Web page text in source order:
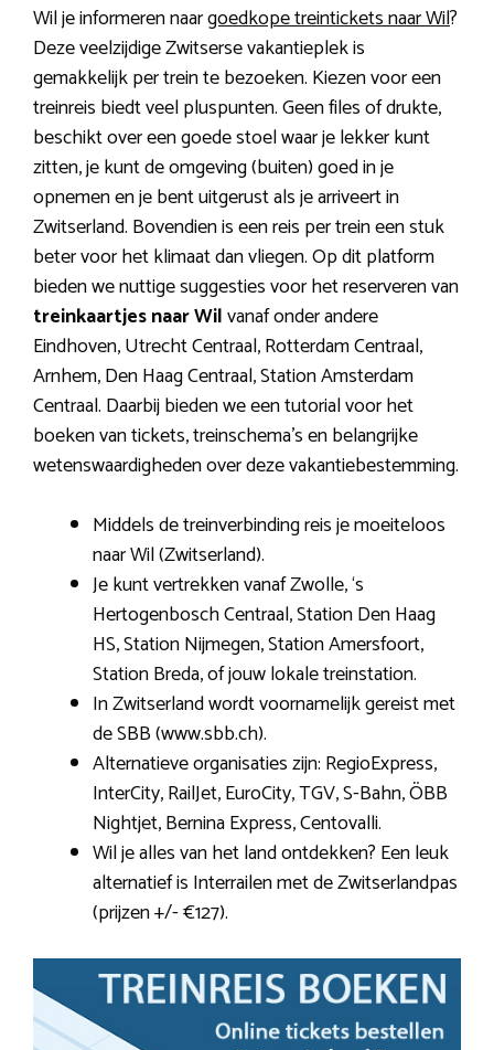
Wil je informeren naargoedkope treintickets naar Wil?
Deze veelzijdige Zwitserse vakantieplek is
gemakkelijk per trein te bezoeken. Kiezen voor een
treinreis biedt veel pluspunten. Geen files of drukte,
beschikt over een goede stoel waar je lekker kunt
zitten, je kunt de omgeving (buiten) goed in je
opnemen en je bent uitgerust als je arriveert in
Zwitserland. Bovendien is een reis per trein een stuk
beter voor het klimaat dan vliegen. Op dit platform
bieden we nuttige suggesties voor het reserveren van
treinkaartjes naar Wilvanaf onder andere
Eindhoven, Utrecht Centraal, Rotterdam Centraal,
Arnhem, Den Haag Centraal, Station Amsterdam
Centraal. Daarbij bieden we een tutorial voor het
boeken van tickets, treinschema’s en belangrijke
wetenswaardigheden over deze vakantiebestemming.
Middels de treinverbinding reis je moeiteloos
naar Wil (Zwitserland).
Je kunt vertrekken vanaf Zwolle, ‘s
Hertogenbosch Centraal, Station Den Haag
HS, Station Nijmegen, Station Amersfoort,
Station Breda, of jouw lokale treinstation.
In Zwitserland wordt voornamelijk gereist met
de SBB (www.sbb.ch).
Alternatieve organisaties zijn: RegioExpress,
InterCity, RailJet, EuroCity, TGV, S-Bahn, ÖBB
Nightjet, Bernina Express, Centovalli.
Wil je alles van het land ontdekken? Een leuk
alternatief is Interrailen met de Zwitserlandpas
(prijzen +/- €127).